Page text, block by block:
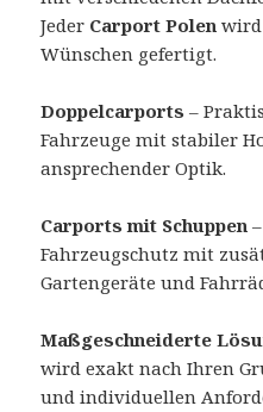
Jeder Carport Polen
Wünschen gefertigt.
Doppelcarports –
Fahrzeuge mit stabiler
ansprechender Optik.
Carports mit Schuppen
Fahrzeugschutz mit
Gartengeräte und
Maßgeschneiderte
wird exakt nach Ihren
und individuellen